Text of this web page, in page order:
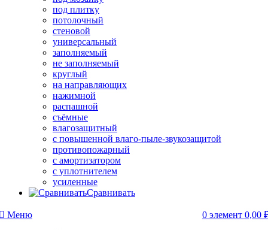
под плитку
потолочный
стеновой
универсальный
заполняемый
не заполняемый
круглый
на направляющих
нажимной
распашной
съёмные
влагозащитный
с повышенной влаго-пыле-звукозащитой
противопожарный
с амортизатором
с уплотнителем
усиленные
Сравнивать
Меню 0 элемент 0,00